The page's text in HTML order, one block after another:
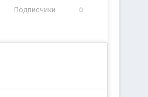
Подписчики 0